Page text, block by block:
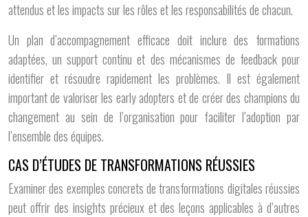
attendus et les impacts sur les rôles et les responsabilités de chacun.
Un plan d’accompagnement efficace doit inclure des formations
adaptées, un support continu et des mécanismes de feedback pour
identifier et résoudre rapidement les problèmes. Il est également
important de valoriser les early adopters et de créer des champions du
changement au sein de l’organisation pour faciliter l’adoption par
l’ensemble des équipes.
CAS D’ÉTUDES DE TRANSFORMATIONS RÉUSSIES
Examiner des exemples concrets de transformations digitales réussies
peut offrir des insights précieux et des leçons applicables à d’autres